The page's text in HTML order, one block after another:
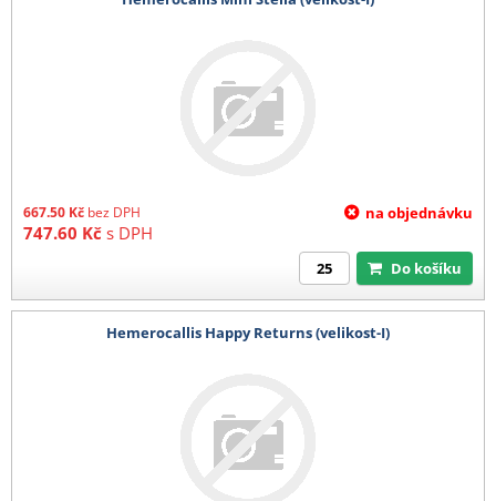
667.50 Kč bez DPH
747.60 Kč s DPH
na objednávku
Do košíku
Hemerocallis Happy Returns (velikost-I)